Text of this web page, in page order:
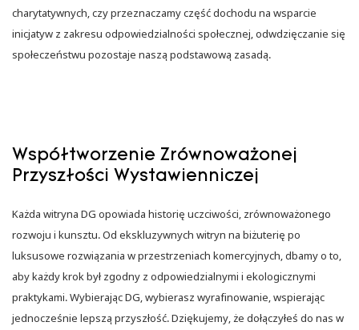
charytatywnych, czy przeznaczamy część dochodu na wsparcie
inicjatyw z zakresu odpowiedzialności społecznej, odwdzięczanie się
społeczeństwu pozostaje naszą podstawową zasadą.
Współtworzenie Zrównoważonej
Przyszłości Wystawienniczej
Każda witryna DG opowiada historię uczciwości, zrównoważonego
rozwoju i kunsztu. Od ekskluzywnych witryn na biżuterię po
luksusowe rozwiązania w przestrzeniach komercyjnych, dbamy o to,
aby każdy krok był zgodny z odpowiedzialnymi i ekologicznymi
praktykami. Wybierając DG, wybierasz wyrafinowanie, wspierając
jednocześnie lepszą przyszłość. Dziękujemy, że dołączyłeś do nas w